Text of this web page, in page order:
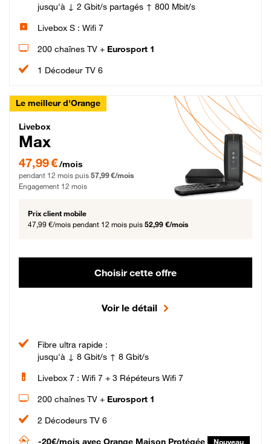
jusqu'à ↓ 2 Gbit/s partagés ↑ 800 Mbit/s
Livebox S : Wifi 7
200 chaînes TV + Eurosport 1
1 Décodeur TV 6
Le meilleur d'Orange
Livebox Max Fibre
Livebox
Max
47,99 € par mois pendant 12 mois puis 57,99 € par mois, Engagement 12 mois
47,99 €/mois
pendant 12 mois puis 57,99 €/mois
Engagement 12 mois
Prix client mobile
47,99 €/mois pendant 12 mois puis 52,99 €/mois
Choisir cette offre
Voir le détail
Fibre ultra rapide :
jusqu'à ↓ 8 Gbit/s ↑ 8 Gbit/s
Livebox 7 : Wifi 7 + 3 Répéteurs Wifi 7
200 chaînes TV + Eurosport 1
2 Décodeurs TV 6
-20€/mois avec Orange Maison Protégée Nouveau